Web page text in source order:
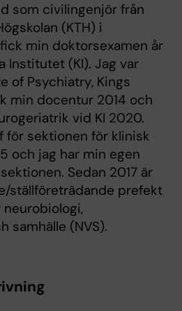
som civilingenjör från
(KTH) i
min doktorsexamen år
Institutet (KI). Jag var
of Psychiatry, Kings
min docentur 2014 och
vid KI 2020.
för sektionen för klinisk
och jag har min egen
Sedan 2017 är
ställföreträdande prefekt
samhälle (NVS).